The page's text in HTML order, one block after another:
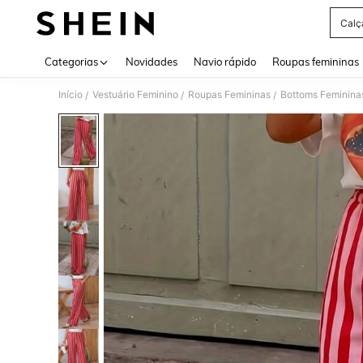
Categorias Novidades Navio rápido Roupas femininas
Início / Vestuário Feminino / Roupas Femininas / Bottoms